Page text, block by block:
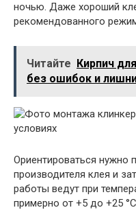
ночью. Даже хороший
рекомендованного
Читайте
Кирпич
без ошибок и
Ориентироваться нужно
производителя клея и
работы ведут при
примерно от +5 до +25